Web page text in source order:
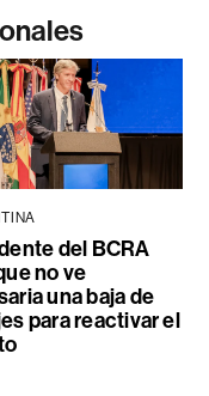
del BCRA
no ve
una baja de
para reactivar el